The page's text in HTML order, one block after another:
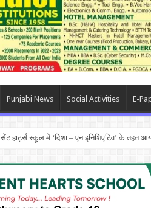
Punjabi News Social Activities E-
हार्ट्स स्कूल में ‘दिशा – एन इनिशिएटिव’ के तहत
(डॉ.) यादविंदर सिंह बराड़ ने आई.के. गुजराल पंजाब